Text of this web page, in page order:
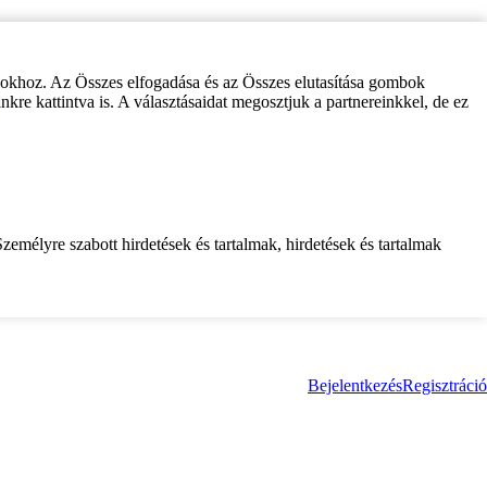
Az Összes elfogadása és az Összes elutasítása gombok
kattintva is. A választásaidat megosztjuk a partnereinkkel, de ez
szabott hirdetések és tartalmak, hirdetések és tartalmak
BejelentkezésRegisztráció